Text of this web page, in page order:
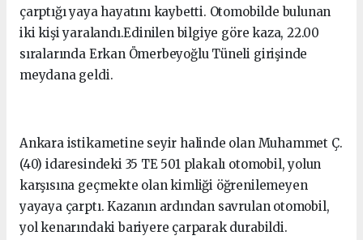
çarptığı yaya hayatını kaybetti. Otomobilde bulunan
iki kişi yaralandı.Edinilen bilgiye göre kaza, 22.00
sıralarında Erkan Ömerbeyoğlu Tüneli girişinde
meydana geldi.
Ankara istikametine seyir halinde olan Muhammet Ç.
(40) idaresindeki 35 TE 501 plakalı otomobil, yolun
karşısına geçmekte olan kimliği öğrenilemeyen
yayaya çarptı. Kazanın ardından savrulan otomobil,
yol kenarındaki bariyere çarparak durabildi.